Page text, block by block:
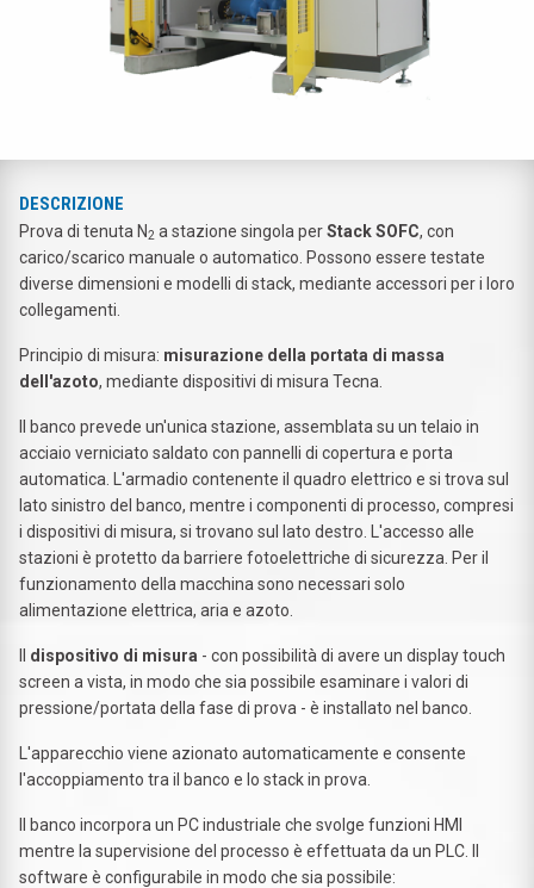
DESCRIZIONE
Prova di tenuta N2 a stazione singola perStack SOFC, con
carico/scarico manuale o automatico. Possono essere testate
diverse dimensioni e modelli di stack, mediante accessori per i loro
collegamenti.
Principio di misura: misurazione della portata di massa
dell'azoto, mediante dispositivi di misura Tecna.
Il banco prevede un'unica stazione, assemblata su un telaio in
acciaio verniciato saldato con pannelli di copertura e porta
automatica. L'armadio contenente il quadro elettrico e si trova sul
lato sinistro del banco, mentre i componenti di processo, compresi
i dispositivi di misura, si trovano sul lato destro. L'accesso alle
stazioni è protetto da barriere fotoelettriche di sicurezza. Per il
funzionamento della macchina sono necessari solo
alimentazione elettrica, aria e azoto.
Il dispositivo di misura - con possibilità di avere un display touch
screen a vista, in modo che sia possibile esaminare i valori di
pressione/portata della fase di prova - è installato nel banco.
L'apparecchio viene azionato automaticamente e consente
l'accoppiamento tra il banco e lo stack in prova.
Il banco incorpora un PC industriale che svolge funzioni HMI
mentre la supervisione del processo è effettuata da un PLC. Il
software è configurabile in modo che sia possibile: